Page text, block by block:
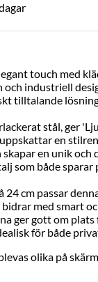
touch med
industriell
tilltalande
stål, ger
en
en unik
som både
cm passar
med smart
ger gott om plats
för både
olika på